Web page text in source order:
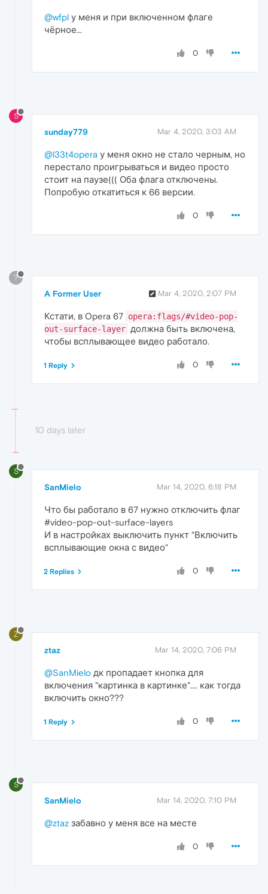
@wfpl у меня и при включенном флаге
чёрное...
0
S
sunday779 Mar 4, 2020, 3:03 AM
@l33t4opera у меня окно не стало черным, но
перестало проигрываться и видео просто
стоит на паузе((( Оба флага отключены.
Попробую откатиться к 66 версии.
0
?
A Former User Mar 4, 2020, 2:07 PM
Кстати, в Opera 67 opera:flags/#video-pop-
out-surface-layer должна быть включена,
чтобы всплывающее видео работало.
0
1 Reply
10 days later
S
SanMielo Mar 14, 2020, 6:18 PM
Что бы работало в 67 нужно отключить флаг
#video-pop-out-surface-layers
И в настройках выключить пункт "Включить
всплывающие окна с видео"
0
2 Replies
Z
ztaz Mar 14, 2020, 7:06 PM
@SanMielo дк пропадает кнопка для
включения "картинка в картинке".... как тогда
включить окно???
0
1 Reply
S
SanMielo Mar 14, 2020, 7:10 PM
@ztaz забавно у меня все на месте
0